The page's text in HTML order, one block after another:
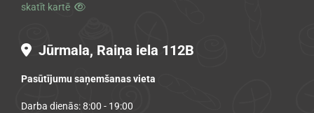
skatīt kartē 
 Jūrmala, Raiņa iela 112B
Pasūtījumu saņemšanas vieta
Darba dienās: 8:00 - 19:00